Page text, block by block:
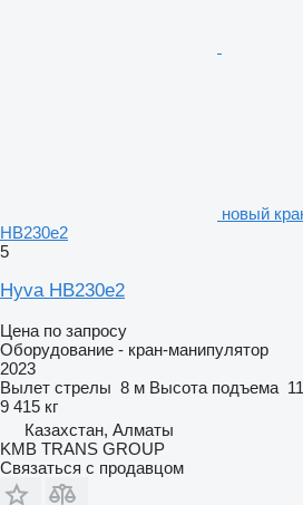
новый
HB230e2
5
Hyva HB230e2
Цена по запросу
Оборудование - кран-манипулятор
2023
Вылет стрелы 8 м Высота подъема
9 415 кг
Казахстан, Алматы
KMB TRANS GROUP
Связаться с продавцом